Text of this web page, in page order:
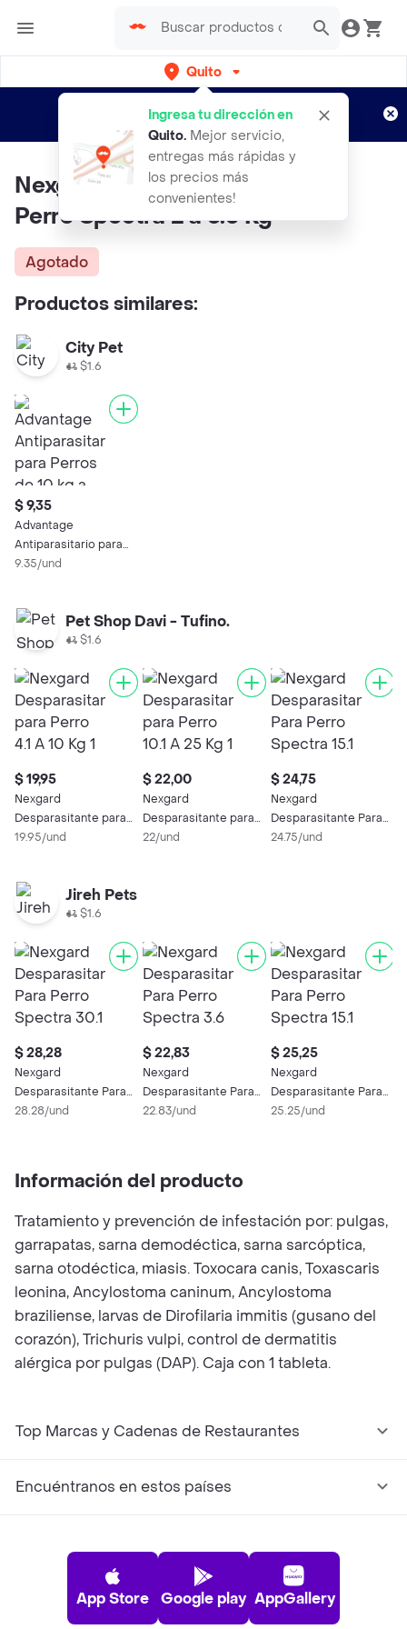
Quito
Ingresa tu dirección en
Quito. Mejor servicio,
entregas más rápidas y
los precios más
convenientes!
envíos gratis por semanas
Aplican TyC
Nexgard Desparasitante Para
Perro Spectra 2 a 3.5 Kg
Agotado
Productos similares:
City Pet
$1.6
$ 9,35
Advantage
Antiparasitario para
Perros de 10 kg a 25
9.35/und
Pet Shop Davi - Tufino.
$1.6
$ 19,95
Nexgard
Desparasitante para
Perro 4.1 A 10 Kg 1
19.95/und
$ 22,00
Nexgard
Desparasitante para
Perro 10.1 A 25 Kg 1
22/und
$ 24,75
Nexgard
Desparasitante Para
Perro Spectra 15.1 - 30
24.75/und
Jireh Pets
$1.6
$ 28,28
Nexgard
Desparasitante Para
Perro Spectra 30.1 -
28.28/und
$ 22,83
Nexgard
Desparasitante Para
Perro Spectra 3.6 - 7.5
22.83/und
$ 25,25
Nexgard
Desparasitante Para
Perro Spectra 15.1 - 30
25.25/und
Información del producto
Tratamiento y prevención de infestación por: pulgas,
garrapatas, sarna demodéctica, sarna sarcóptica,
sarna otodéctica, miasis. Toxocara canis, Toxascaris
leonina, Ancylostoma caninum, Ancylostoma
braziliense, larvas de Dirofilaria immitis (gusano del
corazón), Trichuris vulpi, control de dermatitis
alérgica por pulgas (DAP). Caja con 1 tableta.
Top Marcas y Cadenas de Restaurantes
Encuéntranos en estos países
App Store Google play AppGallery